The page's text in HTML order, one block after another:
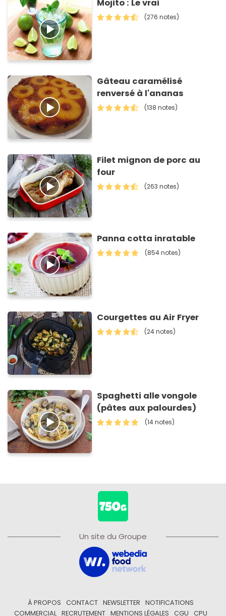
Mojito : Le vrai
(276 notes)
Gâteau caramélisé
renversé à l'ananas
(138 notes)
Filet mignon de porc au
four
(263 notes)
Panna cotta inratable
(854 notes)
Courgettes au Air Fryer
(24 notes)
Spaghetti alle vongole
(pâtes aux palourdes)
(14 notes)
Un site du Groupe
À PROPOS CONTACT NEWSLETTER
NOTIFICATIONS
COMMERCIAL
RECRUTEMENT MENTIONS LÉGALES CGU CPU